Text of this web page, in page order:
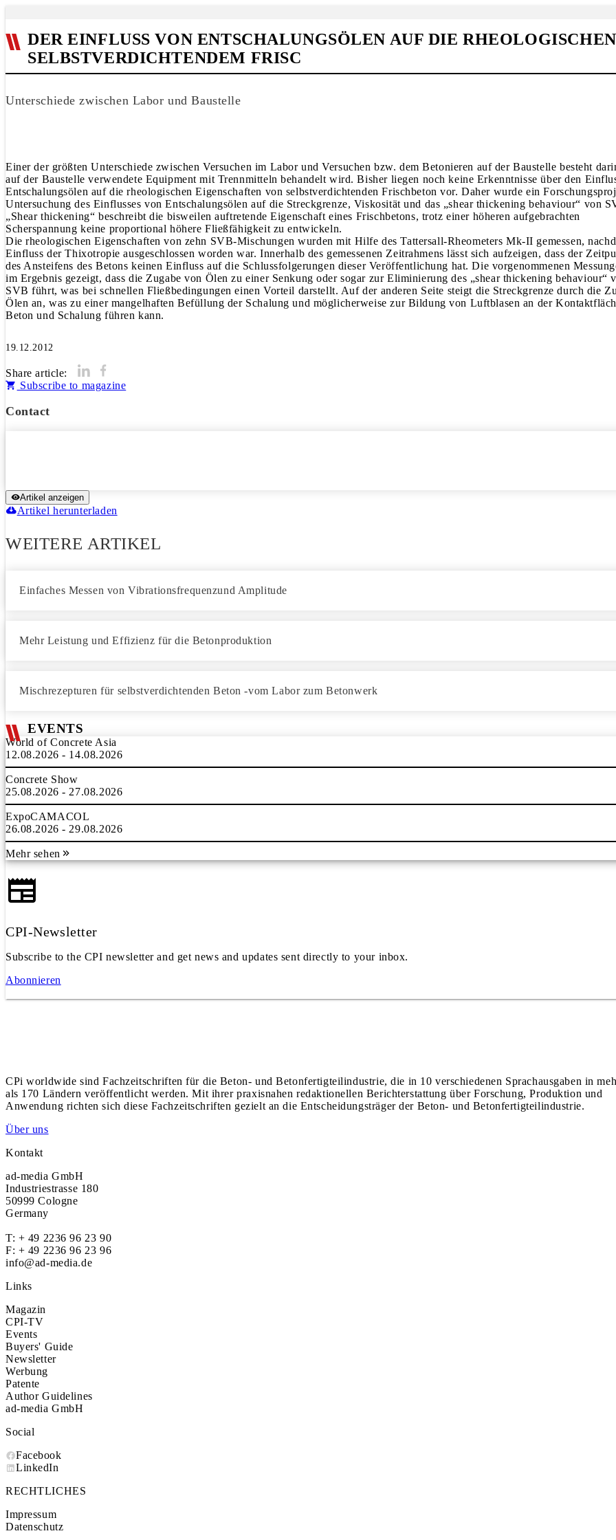
DER EINFLUSS VON ENTSCHALUNGSÖLEN AUF DIE
SELBSTVERDICHTENDEM FRISC
Unterschiede zwischen Labor und Baustelle
Einer der größten Unterschiede zwischen Versuchen im Labor und Versuchen bzw. dem Betonieren auf der Baustelle besteht
auf der Baustelle verwendete Equipment mit Trennmitteln behandelt wird. Bisher liegen noch keine Erkenntnisse über den
Entschalungsölen auf die rheologischen Eigenschaften von selbstverdichtenden Frischbeton vor. Daher wurde ein
Untersuchung des Einflusses von Entschalungsölen auf die Streckgrenze, Viskosität und das „shear thickening behaviour“ von
„Shear thickening“ beschreibt die bisweilen auftretende Eigenschaft eines Frischbetons, trotz einer höheren aufgebrachten
Scherspannung keine proportional höhere Fließfähigkeit zu entwickeln.
Die rheologischen Eigenschaften von zehn SVB-Mischungen wurden mit Hilfe des Tattersall-Rheometers Mk-II gemessen,
Einfluss der Thixotropie ausgeschlossen worden war. Innerhalb des gemessenen Zeitrahmens lässt sich aufzeigen, dass der
des Ansteifens des Betons keinen Einfluss auf die Schlussfolgerungen dieser Veröffentlichung hat. Die vorgenommenen
im Ergebnis gezeigt, dass die Zugabe von Ölen zu einer Senkung oder sogar zur Eliminierung des „shear thickening behaviour“
SVB führt, was bei schnellen Fließbedingungen einen Vorteil darstellt. Auf der anderen Seite steigt die Streckgrenze durch die
Ölen an, was zu einer mangelhaften Befüllung der Schalung und möglicherweise zur Bildung von Luftblasen an der
Beton und Schalung führen kann.
19.12.2012
Share article:
Subscribe to magazine
Contact
Artikel anzeigen
Artikel herunterladen
WEITERE ARTIKEL
Einfaches Messen von Vibrationsfrequenzund Amplitude
Mehr Leistung und Effizienz für die Betonproduktion
Mischrezepturen für selbstverdichtenden Beton -vom Labor zum Betonwerk
EVENTS
World of Concrete Asia
12.08.2026 - 14.08.2026
Concrete Show
25.08.2026 - 27.08.2026
ExpoCAMACOL
26.08.2026 - 29.08.2026
Mehr sehen
CPI-Newsletter
Subscribe to the CPI newsletter and get news and updates sent directly to your inbox.
Abonnieren
CPi worldwide sind Fachzeitschriften für die Beton- und Betonfertigteilindustrie, die in 10 verschiedenen Sprachausgaben in
als 170 Ländern veröffentlicht werden. Mit ihrer praxisnahen redaktionellen Berichterstattung über Forschung, Produktion und
Anwendung richten sich diese Fachzeitschriften gezielt an die Entscheidungsträger der Beton- und Betonfertigteilindustrie.
Über uns
Kontakt
ad-media GmbH
Industriestrasse 180
50999 Cologne
Germany
T: + 49 2236 96 23 90
F: + 49 2236 96 23 96
info@ad-media.de
Links
Magazin
CPI-TV
Events
Buyers' Guide
Newsletter
Werbung
Patente
Author Guidelines
ad-media GmbH
Social
Facebook
LinkedIn
RECHTLICHES
Impressum
Datenschutz